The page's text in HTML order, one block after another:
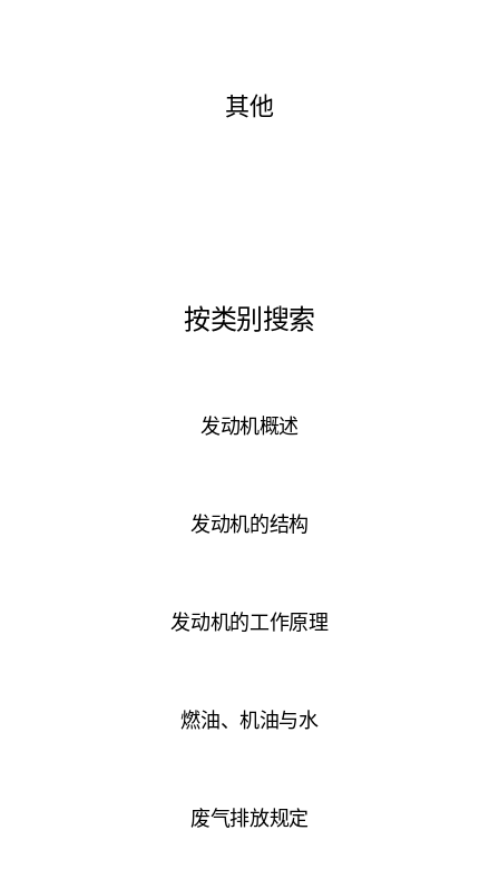
其他
按类别搜索
发动机概述
发动机的结构
发动机的工作原理
燃油、机油与水
废气排放规定